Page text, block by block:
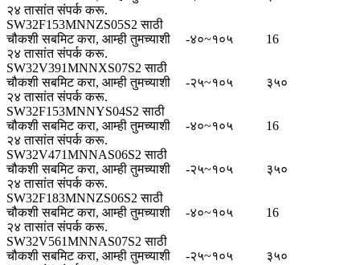
२४ तासांत संपर्क करू.
SW32F153MNNZS05S2 साठी
चौकशी सबमिट करा, आम्ही तुमच्याशी
२४ तासांत संपर्क करू.
-४०~१०५ 16
SW32V391MNNXS07S2 साठी
चौकशी सबमिट करा, आम्ही तुमच्याशी
२४ तासांत संपर्क करू.
-२५~१०५ ३५०
SW32F153MNNYS04S2 साठी
चौकशी सबमिट करा, आम्ही तुमच्याशी
२४ तासांत संपर्क करू.
-४०~१०५ 16
SW32V471MNNAS06S2 साठी
चौकशी सबमिट करा, आम्ही तुमच्याशी
२४ तासांत संपर्क करू.
-२५~१०५ ३५०
SW32F183MNNZS06S2 साठी
चौकशी सबमिट करा, आम्ही तुमच्याशी
२४ तासांत संपर्क करू.
-४०~१०५ 16
SW32V561MNNAS07S2 साठी
चौकशी सबमिट करा, आम्ही तुमच्याशी
-२५~१०५ ३५०